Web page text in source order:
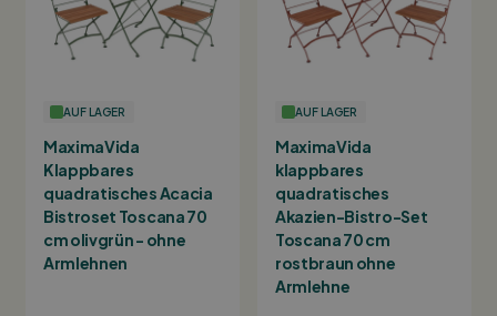
AUF LAGER
MaximaVida
Klappbares
quadratisches Acacia
Bistroset Toscana 70
cm olivgrün - ohne
Armlehnen
AUF LAGER
MaximaVida
klappbares
quadratisches
Akazien-Bistro-Set
Toscana 70 cm
rostbraun ohne
Armlehne